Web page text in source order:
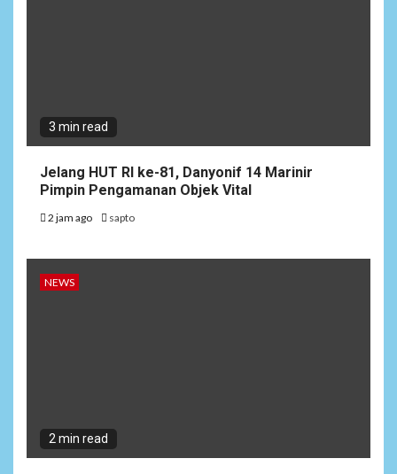
3 min read
Jelang HUT RI ke-81, Danyonif 14 Marinir
Pimpin Pengamanan Objek Vital
2 jam ago sapto
NEWS
2 min read